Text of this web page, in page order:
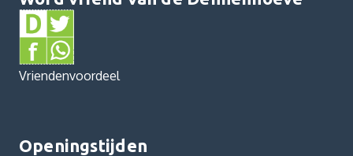
Vriendenvoordeel
Openingstijden